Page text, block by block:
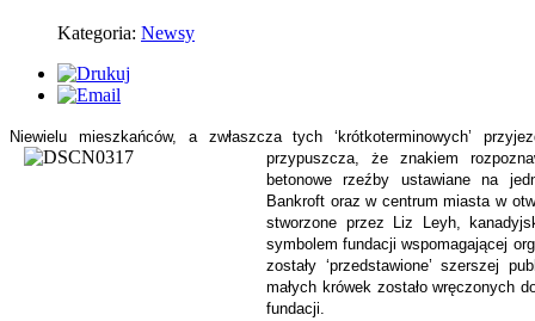
Kategoria: Newsy
Niewielu mieszkańców, a zwłaszcza tych ‘krótkoterminowych’
przypuszcza, że znakiem
betonowe rzeźby ustawiane na
Bankroft oraz w centrum miasta w
stworzone przez Liz Leyh,
symbolem fundacji wspomagającej
zostały ‘przedstawione’ szerszej
małych krówek zostało wręczonych
fundacji.